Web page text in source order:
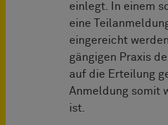
einlegt. In einem
eine
eingereicht
gängigen Praxis
auf die Erteilung
Anmeldung somit
ist.